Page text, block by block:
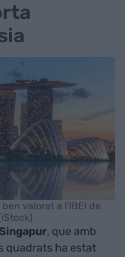
valorat a l'IBEI de
Singapur, que amb
quadrats ha estat